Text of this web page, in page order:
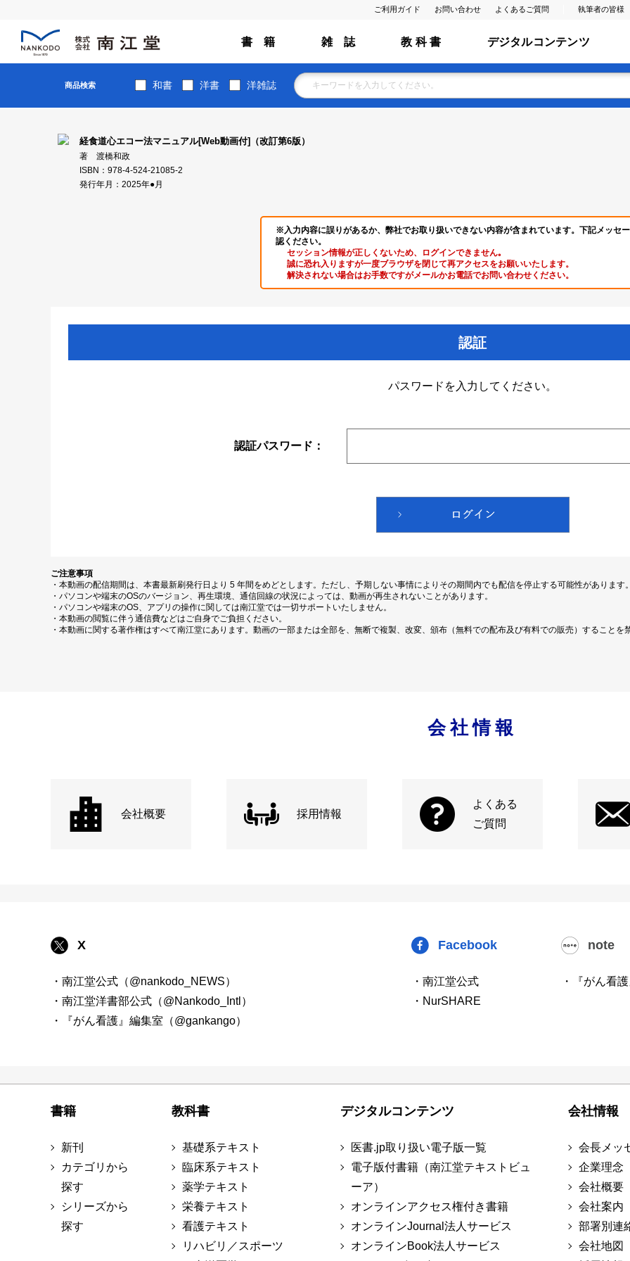
ご利用ガイド お問い合わせ よくあるご質問 執筆者の皆様
書 籍 雑 誌 教 科 書 デジタルコンテンツ
商品検索 和書 洋書 洋雑誌
経食道心エコー法マニュアル[Web動画付]（改訂第6版）
著 渡橋和政
ISBN：978-4-524-21085-2
発行年月：2025年●月
※入力内容に誤りがあるか、弊社でお取り扱いできない内容が含まれています。下記メッセ
認ください。
セッション情報が正しくないため、ログインできません｡
誠に恐れ入りますが一度ブラウザを閉じて再アクセスをお願いいたします。
解決されない場合はお手数ですがメールかお電話でお問い合わせください。
認証
パスワードを入力してください。
認証パスワード：
ご注意事項
・本動画の配信期間は、本書最新刷発行日より 5 年間をめどとします。ただし、予期しない事情によりその期間内でも配信を停止する可能性があります。
・パソコンや端末のOSのバージョン、再生環境、通信回線の状況によっては、動画が再生されないことがあります。
・パソコンや端末のOS、アプリの操作に関しては南江堂では一切サポートいたしません。
・本動画の閲覧に伴う通信費などはご自身でご負担ください。
・本動画に関する著作権はすべて南江堂にあります。動画の一部または全部を、無断で複製、改変、頒布（無料での配布及び有料での販売）することを
会社情報
会社概要 採用情報
よくある
ご質問
X
・南江堂公式（@nankodo_NEWS）
・南江堂洋書部公式（@Nankodo_Intl）
・『がん看護』編集室（@gankango）
Facebook
・南江堂公式
・NurSHARE
note
・『がん看
書籍
新刊
カテゴリから
探す
シリーズから
探す
教科書
基礎系テキスト
臨床系テキスト
薬学テキスト
栄養テキスト
看護テキスト
リハビリ／スポーツ
デジタルコンテンツ
医書.jp取り扱い電子版一覧
電子版付書籍（南江堂テキストビュ
ーア）
オンラインアクセス権付き書籍
オンラインJournal法人サービス
オンラインBook法人サービス
会社情報
会長メッ
企業理念
会社概要
会社案内
部署別連
会社地図